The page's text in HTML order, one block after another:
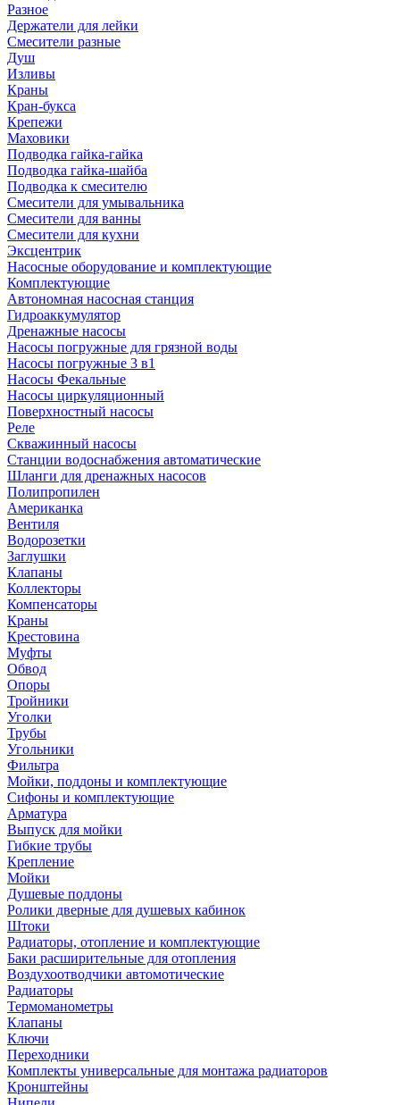
Разное
Держатели для лейки
Смесители разные
Душ
Изливы
Краны
Кран-букса
Крепежи
Маховики
Подводка гайка-гайка
Подводка гайка-шайба
Подводка к смесителю
Смесители для умывальника
Смесители для ванны
Смесители для кухни
Эксцентрик
Насосные оборудование и комплектующие
Комплектующие
Автономная насосная станция
Гидроаккумулятор
Дренажные насосы
Насосы погружные для грязной воды
Насосы погружные 3 в1
Насосы Фекальные
Насосы циркуляционный
Поверхностный насосы
Реле
Скважинный насосы
Станции водоснабжения автоматические
Шланги для дренажных насосов
Полипропилен
Американка
Вентиля
Водорозетки
Заглушки
Клапаны
Коллекторы
Компенсаторы
Краны
Крестовина
Муфты
Обвод
Опоры
Тройники
Уголки
Трубы
Угольники
Фильтра
Мойки, поддоны и комплектующие
Сифоны и комплектующие
Арматура
Выпуск для мойки
Гибкие трубы
Крепление
Мойки
Душевые поддоны
Ролики дверные для душевых кабинок
Штоки
Радиаторы, отопление и комплектующие
Баки расширительные для отопления
Воздухоотводчики автомотические
Радиаторы
Термоманометры
Клапаны
Ключи
Переходники
Комплекты универсальные для монтажа радиаторов
Кронштейны